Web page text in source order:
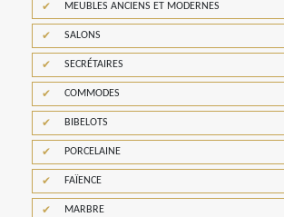
MEUBLES ANCIENS ET MODERNES
SALONS
SECRÉTAIRES
COMMODES
BIBELOTS
PORCELAINE
FAÏENCE
MARBRE